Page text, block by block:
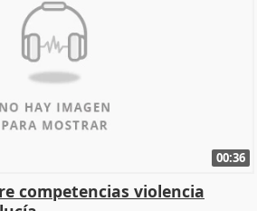
00:36
competencias violencia